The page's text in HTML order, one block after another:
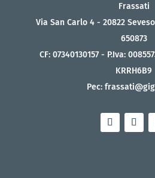
Frassati
Via San Carlo 4 - 20822
650873
CF: 07340130157 - P.Iva:
KRRH6B9
Pec: